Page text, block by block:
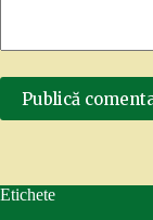
Publică
Etichete